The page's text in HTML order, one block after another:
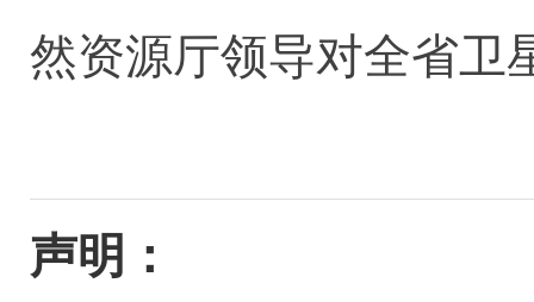
然资源厅领导对全省卫
声明：